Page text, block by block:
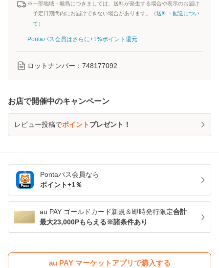
※一部地域・離島につきましては、送料が発生する場合や表示のお届け
予定日期間内にお届けできない場合があります。（送料・配送につい
て ）
Pontaパス会員はさらに+1%ポイント還元
ロットナンバー： 748177092
お店で開催中のキャンペーン
レビュー投稿でポイントプレゼント！
Pontaパス会員なら
ポイント+1％
au PAY ゴールドカード新規＆即時発行限定合計
最大23,000Pもらえる※諸条件あり
au PAY マーケットアプリで購入する